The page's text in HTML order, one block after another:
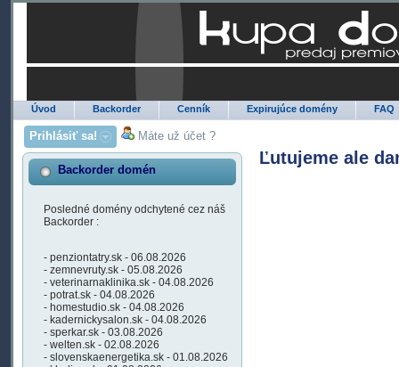
Úvod Backorder Cenník Expirujúce domény FAQ
Prihlásiť sa! Máte už účet ?
Backorder domén
Posledné domény odchytené cez náš
Backorder :
- penziontatry.sk - 06.08.2026
- zemnevruty.sk - 05.08.2026
- veterinarnaklinika.sk - 04.08.2026
- potrat.sk - 04.08.2026
- homestudio.sk - 04.08.2026
- kadernickysalon.sk - 04.08.2026
- sperkar.sk - 03.08.2026
- welten.sk - 02.08.2026
- slovenskaenergetika.sk - 01.08.2026
Ľutujeme ale